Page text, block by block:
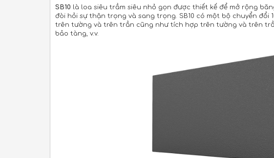
SB10 là loa siêu trầm siêu nhỏ gọn được thiết kế để mở rộng
đòi hỏi sự thận trọng và sang trọng. SB10 có một bộ chuyển
trên tường và trên trần cũng như tích hợp trên tường và trên
bảo tàng, v.v.